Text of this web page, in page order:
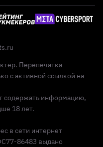
Перепечатка
с активной ссылкой на
содержать информацию,
18 лет.
в сети интернет
86483 выдано